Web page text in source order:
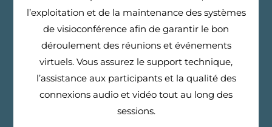
l’exploitation et de la maintenance des systèmes
de visioconférence afin de garantir le bon
déroulement des réunions et événements
virtuels. Vous assurez le support technique,
l’assistance aux participants et la qualité des
connexions audio et vidéo tout au long des
sessions.